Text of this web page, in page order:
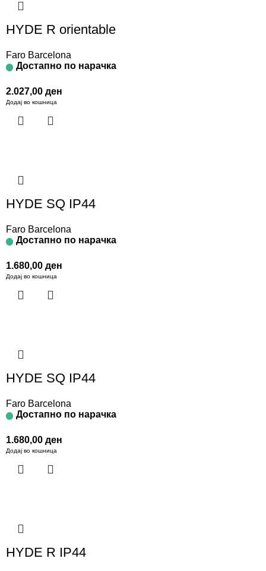
HYDE R orientable
Faro Barcelona
Достапно по нарачка
2.027,00 ден
Додај во кошница
HYDE SQ IP44
Faro Barcelona
Достапно по нарачка
1.680,00 ден
Додај во кошница
HYDE SQ IP44
Faro Barcelona
Достапно по нарачка
1.680,00 ден
Додај во кошница
HYDE R IP44